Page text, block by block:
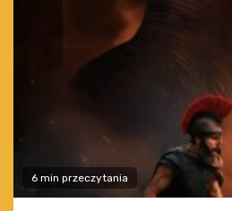
6 min przeczytania